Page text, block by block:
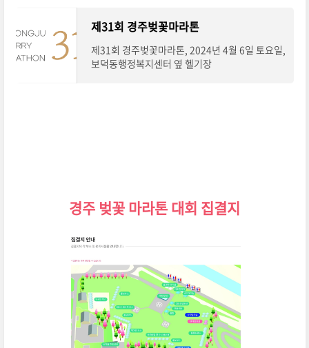
제31회 경주벚꽃마라톤
제31회 경주벚꽃마라톤, 2024년 4월 6일 토요일,
보덕동행정복지센터 옆 헬기장
경주 벚꽃 마라톤 대회 집결지